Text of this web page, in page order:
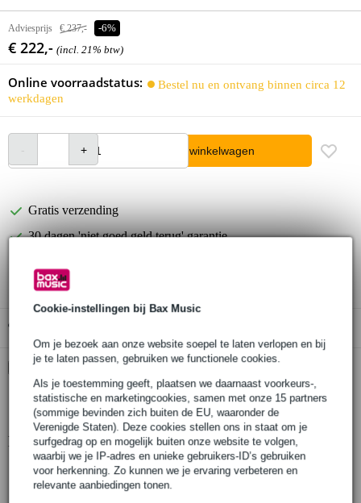
Cookie-instellingen bij Bax Music
Om je bezoek aan onze website soepel te laten verlopen en bij
je te laten passen, gebruiken we functionele cookies.
Als je toestemming geeft, plaatsen we daarnaast voorkeurs-,
statistische en marketingcookies, samen met onze 15 partners
(sommige bevinden zich buiten de EU, waaronder de
Verenigde Staten). Deze cookies stellen ons in staat om je
surfgedrag op en mogelijk buiten onze website te volgen,
waarbij we je IP-adres en unieke gebruikers-ID’s gebruiken
voor herkenning. Zo kunnen we je ervaring verbeteren en
relevante aanbiedingen tonen.
Adviesprijs € 237,- -6%
€ 222,- (incl. 21% btw)
Online voorraadstatus:
Bestel nu en ontvang binnen circa 12
werkdagen
In winkelwagen
Gratis verzending
30 dagen 'niet goed geld terug' garantie
Kies nu voor 2 jaar extra Bax Music garantie en meer
voordelen
€ 11,10 eenmalig
Productinformatie
Artikelnummer: T37684
Inbegrepen: T57010 half koppeling